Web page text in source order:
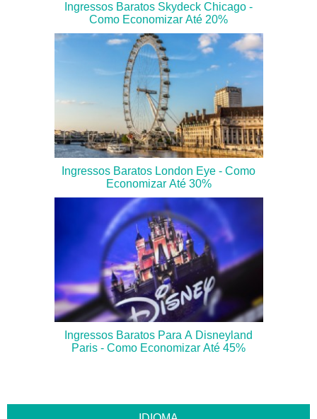
Ingressos Baratos Skydeck Chicago -
Como Economizar Até 20%
Ingressos Baratos London Eye - Como
Economizar Até 30%
Ingressos Baratos Para A Disneyland
Paris - Como Economizar Até 45%